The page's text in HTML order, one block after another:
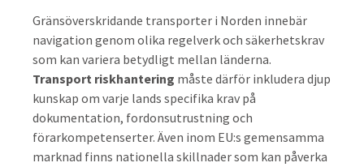
Gränsöverskridande transporter i Norden innebär
navigation genom olika regelverk och säkerhetskrav
som kan variera betydligt mellan länderna.
Transport riskhantering måste därför inkludera djup
kunskap om varje lands specifika krav på
dokumentation, fordonsutrustning och
förarkompetenserter. Även inom EU:s gemensamma
marknad finns nationella skillnader som kan påverka